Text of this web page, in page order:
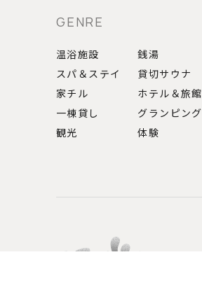
GENRE
温浴施設
銭湯
スパ＆ステイ
貸切サウナ
家チル
ホテル＆旅館
一棟貸し
グランピング
観光
体験